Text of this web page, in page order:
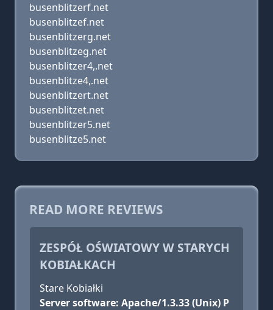
busenblitzerf.net
busenblitzef.net
busenblitzerg.net
busenblitzeg.net
busenblitzer4,.net
busenblitze4,.net
busenblitzert.net
busenblitzet.net
busenblitzer5.net
busenblitze5.net
READ MORE REVIEWS
ZESPÓŁ OŚWIATOWY W STARYCH
KOBIAŁKACH
Stare Kobiałki
Server software: Apache/1.3.33 (Unix) P